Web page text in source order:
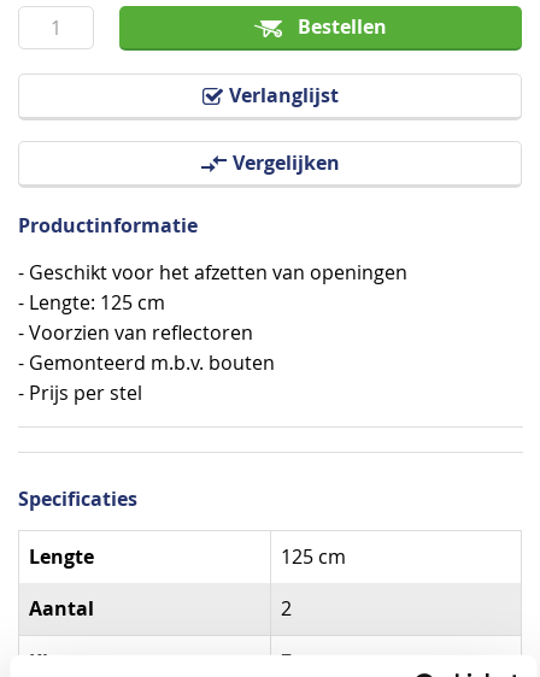
Bestellen
Verlanglijst
Vergelijken
het
begin
van
Productinformatie
- Geschikt voor het afzetten van openingen
- Lengte: 125 cm
- Voorzien van reflectoren
- Gemonteerd m.b.v. bouten
- Prijs per stel
Specificaties
Specificaties
Lengte 125 cm
Aantal 2
Kleur Zwart